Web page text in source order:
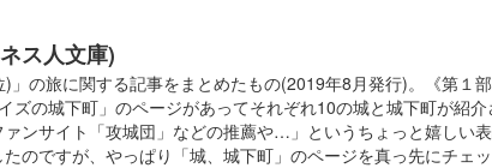
ス人文庫)
の旅に関する記事をまとめたもの(2019年8月発行)。《第１
の城下町」のページがあってそれぞれ10の城と城下町が紹
ンサイト「攻城団」などの推薦や…」というちょっと嬉しい表
のですが、やっぱり「城、城下町」のページを真っ先にチェ